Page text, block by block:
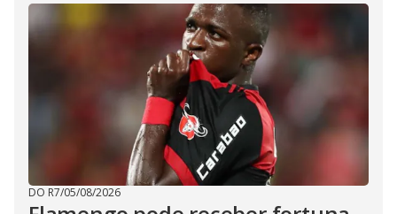
DO R7/05/08/2026